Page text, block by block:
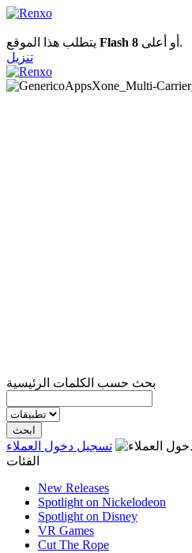
Flash 8
أو أعلى.
تنزيل
بحث حسب الكلمات الرئيسية
تسجيل دخول العملاء
الفئات
New Releases
Spotlight on Nickelodeon
Spotlight on Disney
VR Games
Cut The Rope